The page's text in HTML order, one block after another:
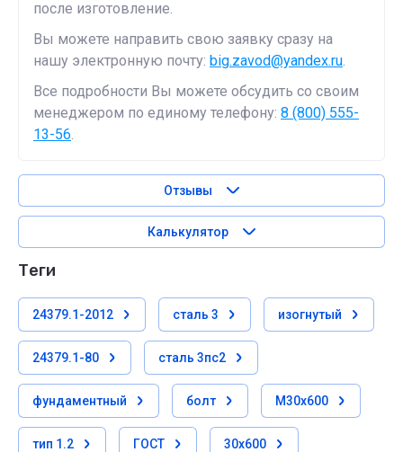
после изготовление.
Вы можете направить свою заявку сразу на
нашу электронную почту: big.zavod@yandex.ru
Все подробности Вы можете обсудить со своим
менеджером по единому телефону: 8 (800) 555-
13-56
Отзывы
Калькулятор
теги
24379.1-2012 сталь 3 изогнутый
24379.1-80 сталь 3пс2
фундаментный болт М30х600
тип 1.2 ГОСТ 30х600